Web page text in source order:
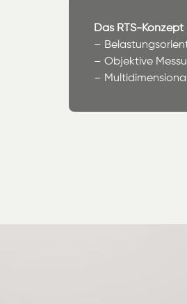
Das RTS-
–
– Objektive
–